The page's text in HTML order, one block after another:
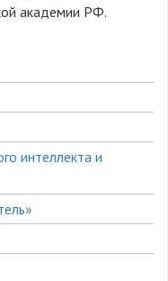
академии РФ.
интеллекта и